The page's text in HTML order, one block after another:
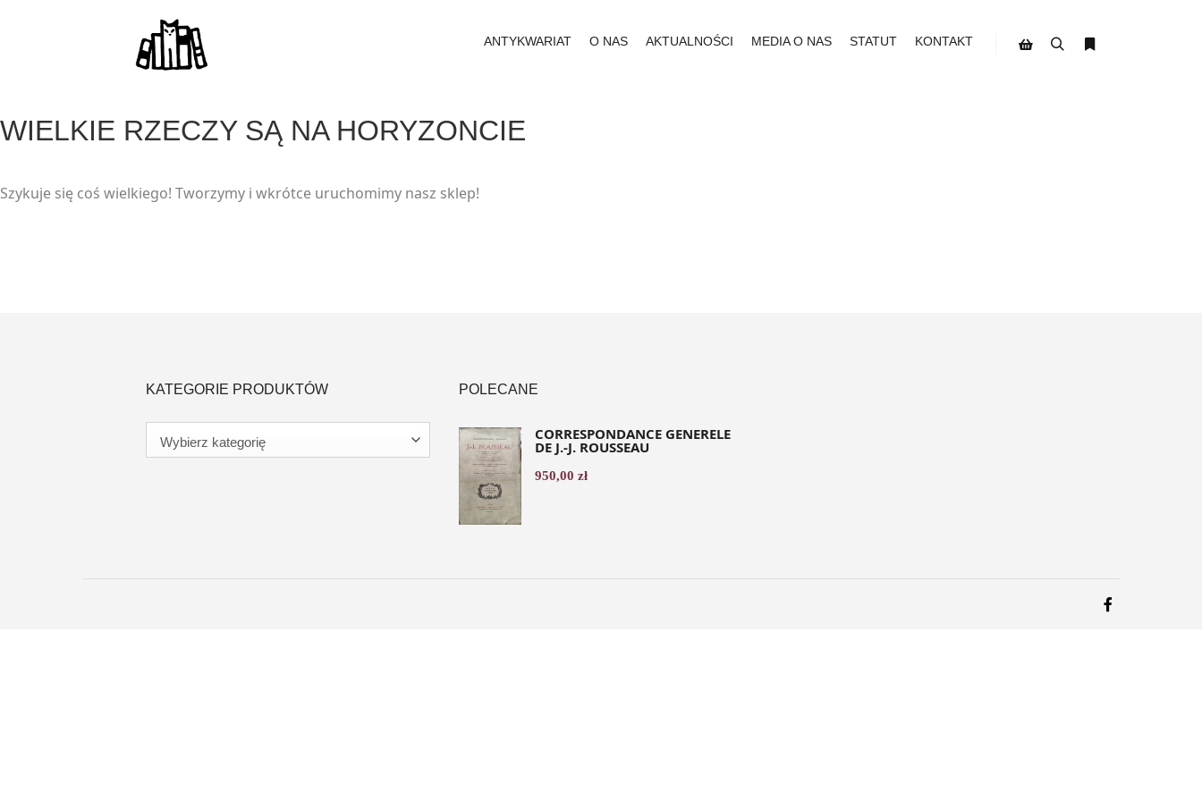
ANTYKWARIAT O NAS AKTUALNOŚCI MEDIA O NAS STATUT KONTAKT
WIELKIE RZECZY SĄ NA HORYZONCIE
Szykuje się coś wielkiego! Tworzymy i wkrótce uruchomimy nasz sklep!
KATEGORIE PRODUKTÓW POLECANE
CORRESPONDANCE GENERELE
DE J.-J. ROUSSEAU
950,00 zł